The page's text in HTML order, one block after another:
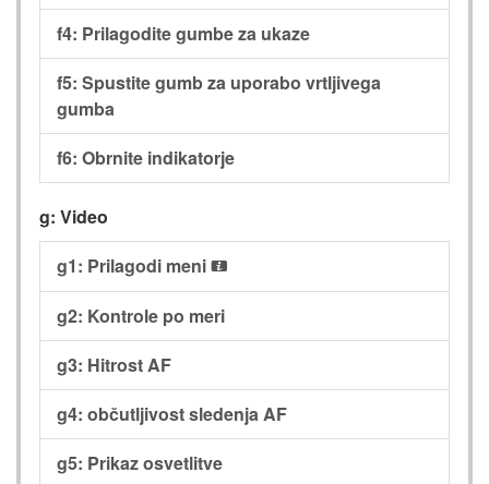
f4: Prilagodite gumbe za ukaze
f5: Spustite gumb za uporabo vrtljivega
gumba
f6: Obrnite indikatorje
g: Video
g1: Prilagodi meni i
g2: Kontrole po meri
g3: Hitrost AF
g4: občutljivost sledenja AF
g5: Prikaz osvetlitve